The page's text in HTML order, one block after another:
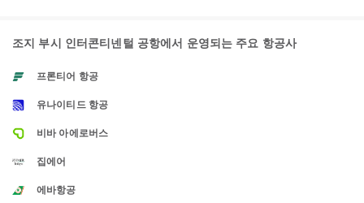
조지 부시 인터콘티넨털 공항에서 운영되는 주요 항공사
프론티어 항공
유나이티드 항공
비바 아에로버스
집에어
에바항공